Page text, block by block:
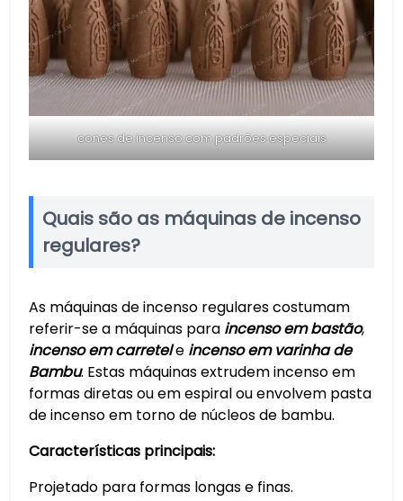
cones de incenso com padrões especiais
Quais são as máquinas de incenso
regulares?
As máquinas de incenso regulares costumam
referir-se a máquinas para incenso em bastão,
incenso em carretele incenso em varinha de
Bambu. Estas máquinas extrudem incenso em
formas diretas ou em espiral ou envolvem pasta
de incenso em torno de núcleos de bambu.
Características principais:
Projetado para formas longas e finas.